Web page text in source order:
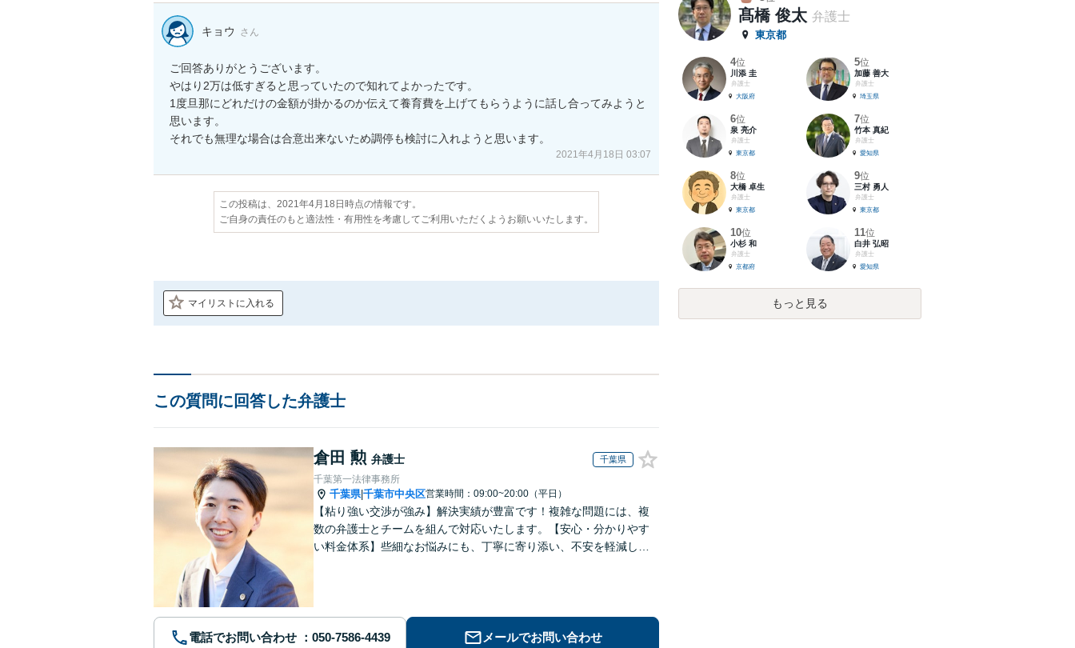
キョウ さん
ご回答ありがとうございます。
やはり2万は低すぎると思っていたので知れてよかったです。
1度旦那にどれだけの金額が掛かるのか伝えて養育費を上げてもらうように話し合ってみようと
思います。
それでも無理な場合は合意出来ないため調停も検討に入れようと思います。
2021年4月18日 03:07
この投稿は、2021年4月18日時点の情報です。
ご自身の責任のもと適法性・有用性を考慮してご利用いただくようお願いいたします。
マイリストに入れる
この質問に回答した弁護士
倉田 勲 弁護士 千葉県
千葉第一法律事務所
千葉県|千葉市中央区営業時間：09:00~20:00（平日）
【粘り強い交渉が強み】解決実績が豊富です！複雑な問題には、複
数の弁護士とチームを組んで対応いたします。【安心・分かりやす
い料金体系】些細なお悩みにも、丁寧に寄り添い、不安を軽減しま
電話でお問い合わせ メールでお問い合わせ
髙橋 俊太 弁護士
東京都
4位
川添 圭
弁護士
大阪府
5位
加藤 善大
弁護士
埼玉県
6位
泉 亮介
弁護士
東京都
7位
竹本 真紀
弁護士
愛知県
8位
大橋 卓生
弁護士
東京都
9位
三村 勇人
弁護士
東京都
10位
小杉 和
弁護士
京都府
11位
白井 弘昭
弁護士
愛知県
もっと見る